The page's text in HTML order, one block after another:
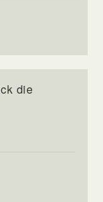
die